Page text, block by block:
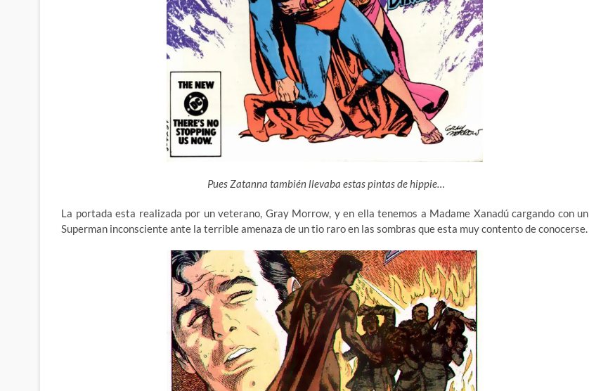
Pues Zatanna también llevaba estas pintas de hippie…
La portada esta realizada por un veterano, Gray Morrow, y en ella tenemos a Madame Xanadú cargando con un
Superman inconsciente ante la terrible amenaza de un tio raro en las sombras que esta muy contento de conocerse.